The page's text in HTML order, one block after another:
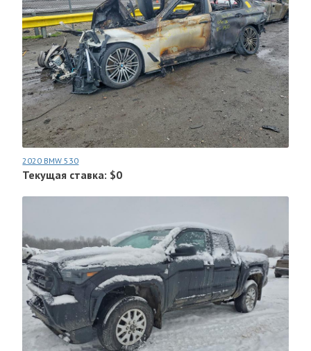
2020 BMW 530
Текущая ставка: $0